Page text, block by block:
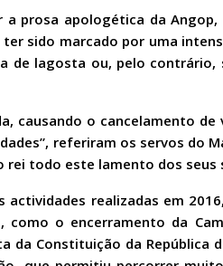
prosa apologética da
sido marcado por uma
de lagosta ou, pelo
causando o cancelamento de
referiram os servos do
rei todo este lamento dos seus
realizadas em
como o encerramento da
da Constituição da República